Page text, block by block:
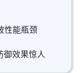
性能瓶颈
御效果惊人